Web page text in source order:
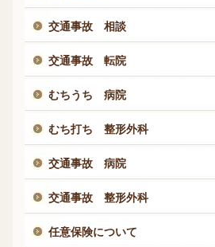
交通事故 相談
交通事故 転院
むちうち 病院
むち打ち 整形外科
交通事故 病院
交通事故 整形外科
任意保険について